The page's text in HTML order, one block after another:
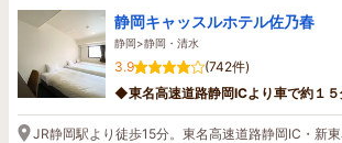
静岡キャッスルホテル佐乃春
静岡>静岡・清水
3.9
(742件)
◆東名高速道路静岡ICより車で約１
JR静岡駅より徒歩15分。東名高速道路静岡IC・新